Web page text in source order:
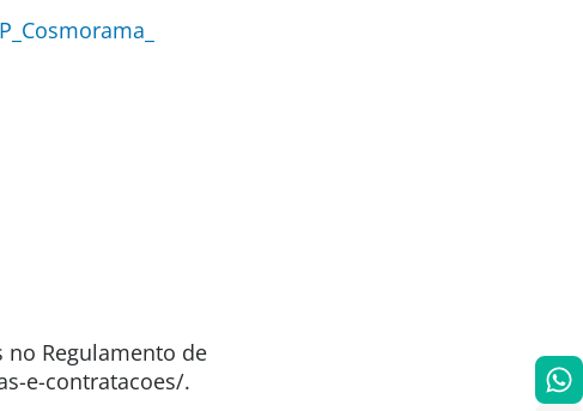
no Regulamento de
e-contratacoes/.